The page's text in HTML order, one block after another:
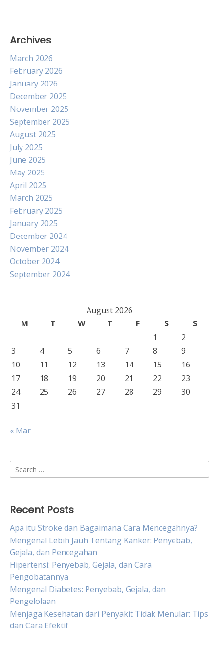
Archives
March 2026
February 2026
January 2026
December 2025
November 2025
September 2025
August 2025
July 2025
June 2025
May 2025
April 2025
March 2025
February 2025
January 2025
December 2024
November 2024
October 2024
September 2024
August 2026
M
T W T F S
S
1
2
3
4 5 6 7 8
9
10
11 12 13 14 15
16
17
18 19 20 21 22
23
24
25 26 27 28 29
30
31
« Mar
Search
for:
Recent Posts
Apa itu Stroke dan Bagaimana Cara Mencegahnya?
Mengenal Lebih Jauh Tentang Kanker: Penyebab,
Gejala, dan Pencegahan
Hipertensi: Penyebab, Gejala, dan Cara
Pengobatannya
Mengenal Diabetes: Penyebab, Gejala, dan
Pengelolaan
Menjaga Kesehatan dari Penyakit Tidak Menular: Tips
dan Cara Efektif